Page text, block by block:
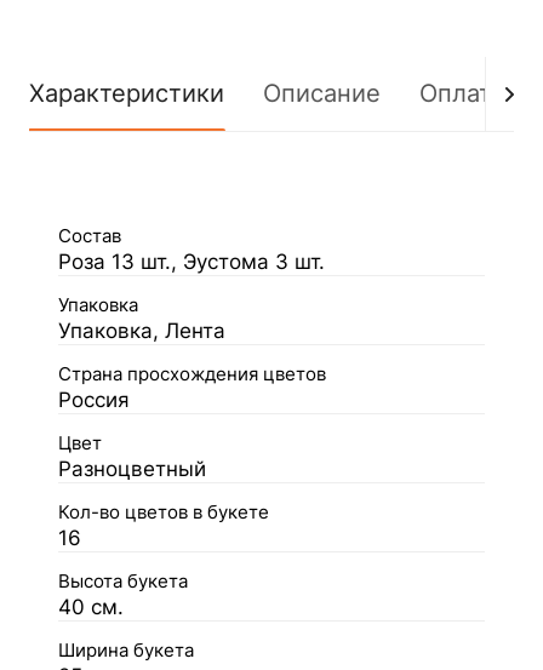
Характеристики Описание Оплата
Состав
Роза 13 шт., Эустома 3 шт.
Упаковка
Упаковка, Лента
Страна просхождения цветов
Россия
Цвет
Разноцветный
Кол-во цветов в букете
16
Высота букета
40 см.
Ширина букета